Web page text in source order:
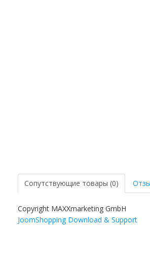
Сопутствующие товары (0)
Copyright MAXXmarketing GmbH
JoomShopping Download & Support